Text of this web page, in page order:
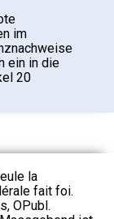
im
ein in die
20
la
fait foi.
OPubl.